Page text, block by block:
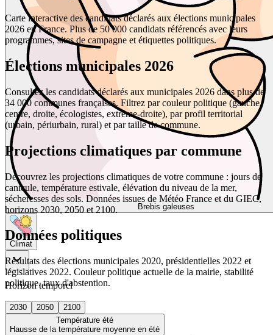
Brebis galeuses
Climat
Horizon temporel
2030 2050
2100
Température été
Hausse de la température moyenne en été
Carte interactive des candidats déclarés aux élections municipales
2026 en France. Plus de 50 000 candidats référencés avec leurs
programmes, sites de campagne et étiquettes politiques.
Élections municipales 2026
Consultez les candidats déclarés aux municipales 2026 dans plus de
34 000 communes françaises. Filtrez par couleur politique (gauche,
centre, droite, écologistes, extrême-droite), par profil territorial
(urbain, périurbain, rural) et par taille de commune.
Projections climatiques par commune
Découvrez les projections climatiques de votre commune : jours de
canicule, température estivale, élévation du niveau de la mer,
sécheresses des sols. Données issues de Météo France et du GIEC,
horizons 2030, 2050 et 2100.
Données politiques
Résultats des élections municipales 2020, présidentielles 2022 et
législatives 2022. Couleur politique actuelle de la mairie, stabilité
politique, taux d'abstention.